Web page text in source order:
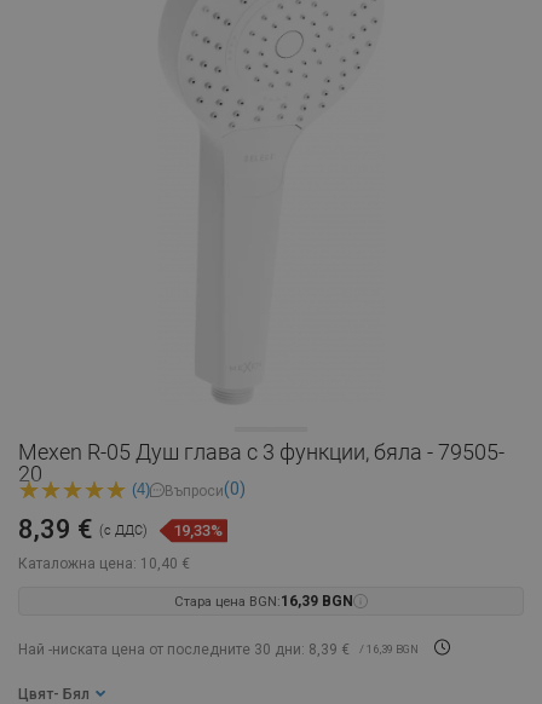
Mexen R-05 Душ глава с 3 функции, бяла - 79505-
20
(4) Въпроси(0)
Каталожна цена: 10,40 €
8,39 € (с ДДС) 19,33%
Стара цена BGN:16,39 BGN
Най -ниската цена от последните 30 дни: 8,39 € / 16,39 BGN
Цвят - Бял